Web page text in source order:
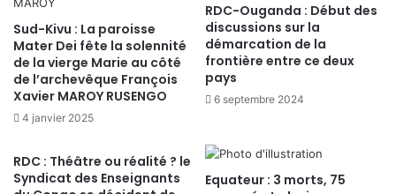
Sud-Kivu : La paroisse
Mater Dei fête la solennité
de la vierge Marie au côté
de l’archevêque François
Xavier MAROY RUSENGO
4 janvier 2025
RDC-Ouganda : Début des
discussions sur la
démarcation de la
frontière entre ce deux
pays
6 septembre 2024
RDC : Théâtre ou réalité ? le
Syndicat des Enseignants
Equateur : 3 morts, 75